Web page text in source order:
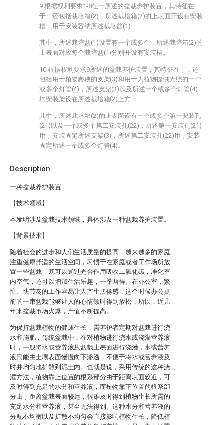
Description
一种盆栽养护装置
【技术领域】
本发明涉及盆栽技术领域，具体涉及一种盆栽养护装置。
【背景技术】
随着社会的进步和人们生活质量的提高，越来越多的家庭
注重健康舒适的生活空间，习惯于在家庭或者工作场所放
置一些盆栽，既可以通过光合作用吸收二氧化碳，净化室
内空气，还可以增加生活乐趣，一举两得。在办公室，繁
忙、快节奏的工作容易让人产生厌倦感，这个时候办公桌
前的一束盆栽能够让人的心情顿时得到放松，所以，近几
年来盆栽市场火爆，产值不断提高。
为保持盆栽植物的健康生长，需养护者定期对盆栽进行浇
水和施肥，传统盆栽中，在对植物进行浇水或浇灌营养液
时，一般将水或营养液从盆栽上表面进行浇灌，水或营养
液只能由土壤表面慢慢向下渗透，不便于将水或营养液及
时并均匀地扩散到泥土内。也就是说，采用传统的这种浇
灌方法，植物靠上位置的根系部分由于距离表面较近，可
及时得到充足的水分和营养液，而植物靠下位置的根系部
分由于距离盆栽表面较远，很难及时得到植物生长所需的
充足水分和营养液，甚至无法得到。这种水分和营养液的
分配不均衡以及扩散不均匀会直接影响植物生长，降低植
9.根据权利要求1-8任一所述的盆栽养护装置，其特征在
于，还包括栽培箱(2)，所述栽培箱(2)的上表面开设有安装
槽，用于安装容纳所述栽培盆(1)；
其中，所述栽培盆(1)设置有一个或多个，所述栽培箱(2)的
上表面对应每个栽培盆(1)分别开设有安装槽。
10.根据权利要求9所述的盆栽养护装置，其特征在于，还
包括用于植物爬秧的支架(3)和用于为植物提供光照的一个
或多个灯管(4)，所述支架(3)以及所述一个或多个灯管(4)
均安装架设在所述栽培箱(2)上方；
其中，所述栽培箱(2)的上表面设有一个或多个第一安装孔
(21)以及一个或多个第二安装孔(22)，所述第一安装孔(21)
用于安装固定所述支架(3)，所述第二安装孔(22)用于安装
固定所述一个或多个灯管(4)。